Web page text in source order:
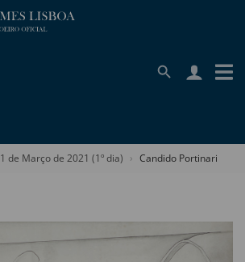
1 de Março de 2021 (1º dia) Candido Portinari